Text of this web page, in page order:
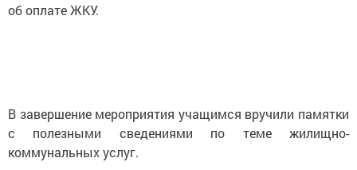
об оплате ЖКУ.
В завершение мероприятия учащимся вручили памятки
с полезными сведениями по теме жилищно-
коммунальных услуг.